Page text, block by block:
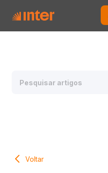
Voltar